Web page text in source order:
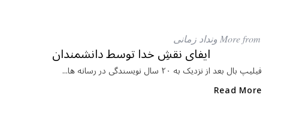
e
b
oo
e
r ar
in
More from ونداد زمانی
ایفای نقشِ خدا توسط دانشمندان
فیلیپ بال بعد از نزدیک به ۲۰ سال نویسندگی در رسانه ها...
Read More